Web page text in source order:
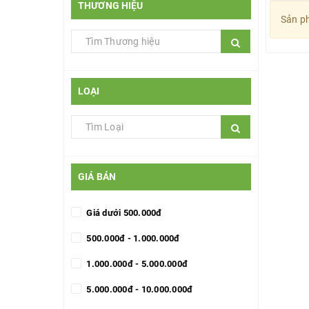
THƯƠNG HIỆU
LOẠI
GIÁ BÁN
Giá dưới 500.000đ
500.000đ - 1.000.000đ
1.000.000đ - 5.000.000đ
5.000.000đ - 10.000.000đ
Sản